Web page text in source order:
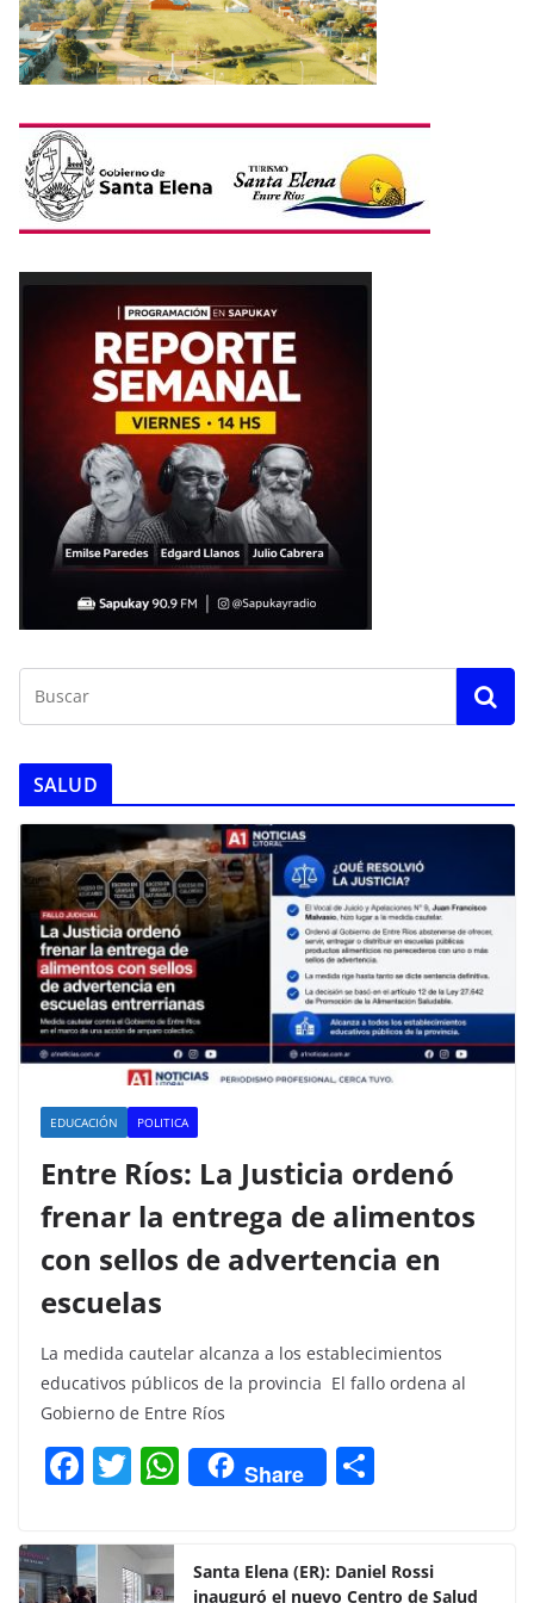
SALUD
EDUCACIÓN POLITICA
Entre Ríos: La Justicia ordenó
frenar la entrega de alimentos
con sellos de advertencia en
escuelas
La medida cautelar alcanza a los establecimientos
educativos públicos de la provincia El fallo ordena al
Gobierno de Entre Ríos
F
c
e
T
itt
er
W
h
s
Share
p
Santa Elena (ER): Daniel Rossi
inauguró el nuevo Centro de Salud